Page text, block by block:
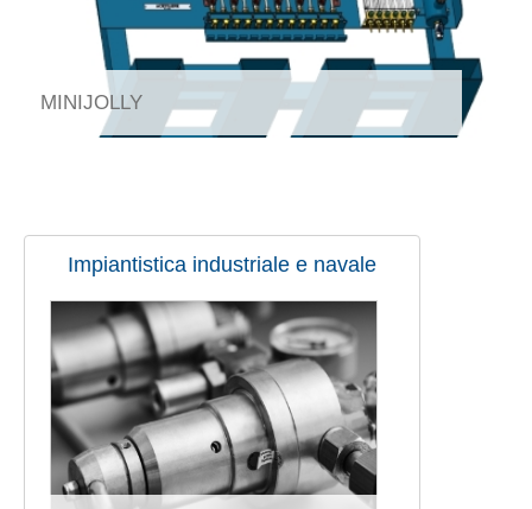
MINIJOLLY
Impiantistica industriale e navale